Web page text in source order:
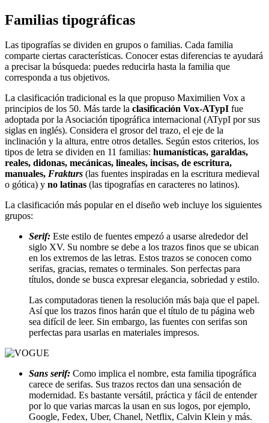
Familias tipográficas
Las tipografías se dividen en grupos o familias. Cada familia
comparte ciertas características. Conocer estas diferencias te ayudará
a precisar la búsqueda: puedes reducirla hasta la familia que
corresponda a tus objetivos.
La clasificación tradicional es la que propuso Maximilien Vox a
principios de los 50. Más tarde la clasificación Vox-ATypI fue
adoptada por la Asociación tipográfica internacional (ATypI por sus
siglas en inglés). Considera el grosor del trazo, el eje de la
inclinación y la altura, entre otros detalles. Según estos criterios, los
tipos de letra se dividen en 11 familias: humanísticas, garaldas,
reales, didonas, mecánicas, lineales, incisas, de escritura,
manuales, Frakturs (las fuentes inspiradas en la escritura medieval
o gótica) y no latinas (las tipografías en caracteres no latinos).
La clasificación más popular en el diseño web incluye los siguientes
grupos:
Serif: Este estilo de fuentes empezó a usarse alrededor del
siglo XV. Su nombre se debe a los trazos finos que se ubican
en los extremos de las letras. Estos trazos se conocen como
serifas, gracias, remates o terminales. Son perfectas para
títulos, donde se busca expresar elegancia, sobriedad y estilo.
Las computadoras tienen la resolución más baja que el papel.
Así que los trazos finos harán que el título de tu página web
sea difícil de leer. Sin embargo, las fuentes con serifas son
perfectas para usarlas en materiales impresos.
Sans serif: Como implica el nombre, esta familia tipográfica
carece de serifas. Sus trazos rectos dan una sensación de
modernidad. Es bastante versátil, práctica y fácil de entender
por lo que varias marcas la usan en sus logos, por ejemplo,
Google, Fedex, Uber, Chanel, Netflix, Calvin Klein y más.